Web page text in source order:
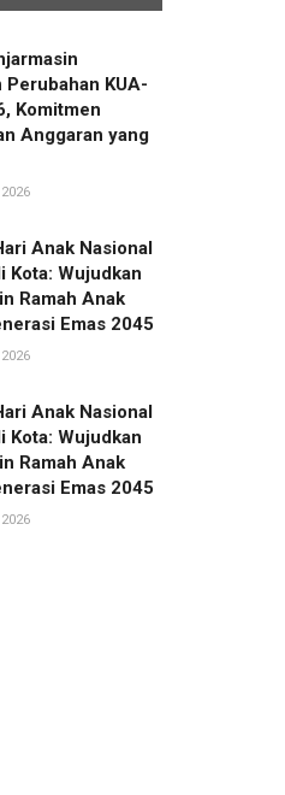
Perubahan KUA-
Komitmen
Anggaran yang
Anak Nasional
Kota: Wujudkan
Ramah Anak
Emas 2045
Anak Nasional
Kota: Wujudkan
Ramah Anak
Emas 2045